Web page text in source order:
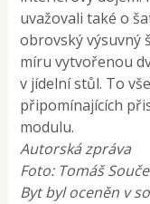
uvažovali také o
obrovský výsuvný
míru vytvořenou
v jídelní stůl. To
připomínajících
modulu.
Autorská zpráva
Foto: Tomáš
Byt byl oceněn v